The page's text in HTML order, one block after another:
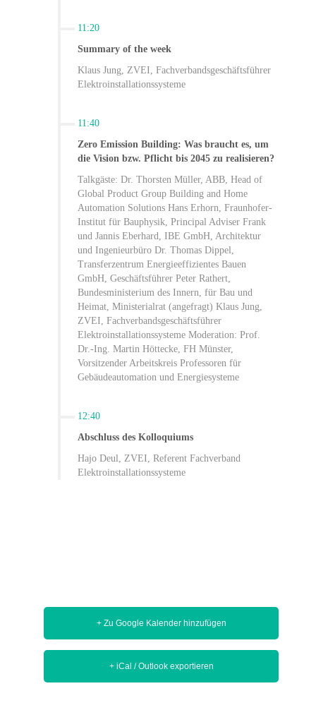
11:20
Summary of the week
Klaus Jung, ZVEI, Fachverbandsgeschäftsführer
Elektroinstallationssysteme
11:40
Zero Emission Building: Was braucht es, um
die Vision bzw. Pflicht bis 2045 zu realisieren?
Talkgäste: Dr. Thorsten Müller, ABB, Head of
Global Product Group Building and Home
Automation Solutions Hans Erhorn, Fraunhofer-
Institut für Bauphysik, Principal Adviser Frank
und Jannis Eberhard, IBE GmbH, Architektur
und Ingenieurbüro Dr. Thomas Dippel,
Transferzentrum Energieeffizientes Bauen
GmbH, Geschäftsführer Peter Rathert,
Bundesministerium des Innern, für Bau und
Heimat, Ministerialrat (angefragt) Klaus Jung,
ZVEI, Fachverbandsgeschäftsführer
Elektroinstallationssysteme Moderation: Prof.
Dr.-Ing. Martin Höttecke, FH Münster,
Vorsitzender Arbeitskreis Professoren für
Gebäudeautomation und Energiesysteme
12:40
Abschluss des Kolloquiums
Hajo Deul, ZVEI, Referent Fachverband
Elektroinstallationssysteme
+ Zu Google Kalender hinzufügen
+ iCal / Outlook exportieren